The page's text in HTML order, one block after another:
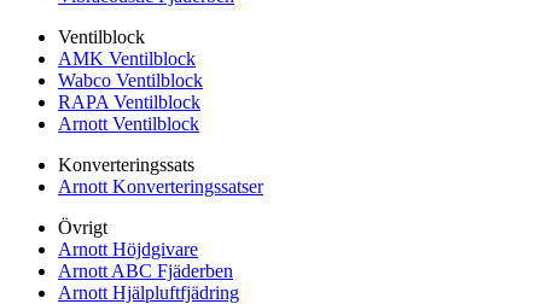
Ventilblock
AMK Ventilblock
Wabco Ventilblock
RAPA Ventilblock
Arnott Ventilblock
Konverteringssats
Arnott Konverteringssatser
Övrigt
Arnott Höjdgivare
Arnott ABC Fjäderben
Arnott Hjälpluftfjädring